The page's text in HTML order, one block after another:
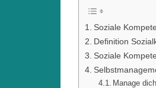
Soziale
Definition
Soziale
Manage